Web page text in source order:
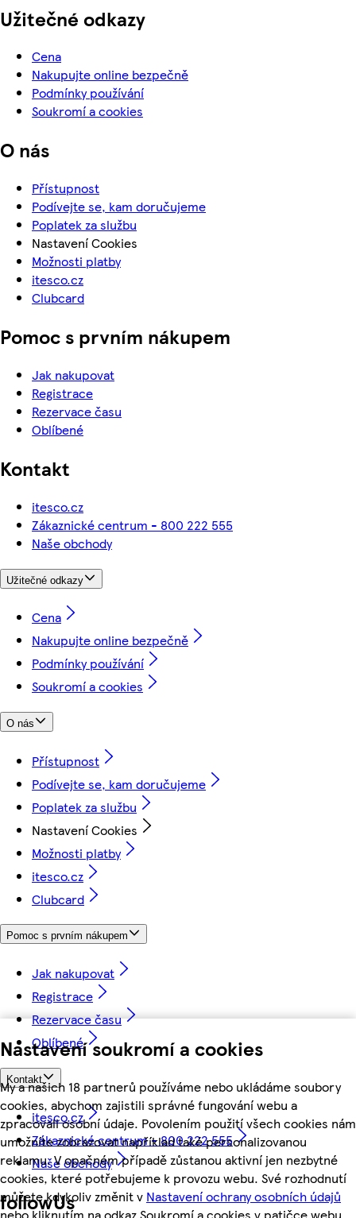
Nastavení soukromí a cookies
My a našich 18 partnerů používáme nebo ukládáme soubory
cookies, abychom zajistili správné fungování webu a
zpracovali osobní údaje. Povolením použití všech cookies nám
umožníte zobrazovat například také personalizovanou
reklamu. V opačném případě zůstanou aktivní jen nezbytné
cookies, které potřebujeme k provozu webu. Své rozhodnutí
můžete kdykoliv změnit v Nastavení ochrany osobních údajů
nebo kliknutím na odkaz Soukromí a cookies v patičce webu.
Užitečné odkazy
Cena
Nakupujte online bezpečně
Podmínky používání
Soukromí a cookies
O nás
Přístupnost
Podívejte se, kam doručujeme
Poplatek za službu
Nastavení Cookies
Možnosti platby
itesco.cz
Clubcard
Pomoc s prvním nákupem
Jak nakupovat
Registrace
Rezervace času
Oblíbené
Kontakt
itesco.cz
Zákaznické centrum - 800 222 555
Naše obchody
Užitečné odkazy
Cena
Nakupujte online bezpečně
Podmínky používání
Soukromí a cookies
O nás
Přístupnost
Podívejte se, kam doručujeme
Poplatek za službu
Nastavení Cookies
Možnosti platby
itesco.cz
Clubcard
Pomoc s prvním nákupem
Jak nakupovat
Registrace
Rezervace času
Oblíbené
Kontakt
itesco.cz
Zákaznické centrum - 800 222 555
Naše obchody
followUs